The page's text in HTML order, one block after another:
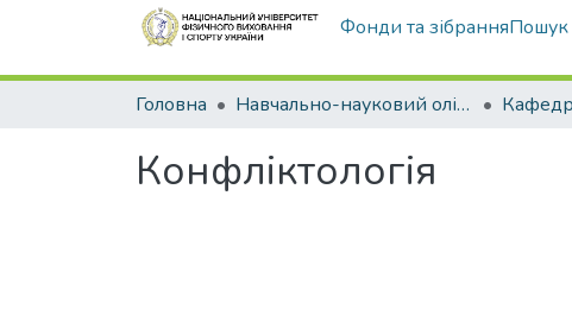
Фонди та зібранняПошук
Головна Навчально-науковий олімпійський інститут
Конфліктологія